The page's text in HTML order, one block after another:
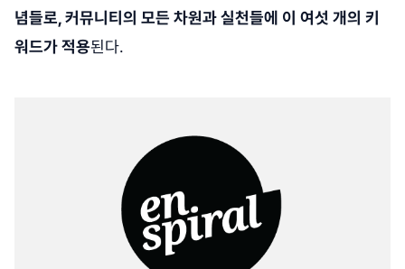
념들로, 커뮤니티의 모든 차원과 실천들에 이 여섯 개의 키
워드가 적용된다.